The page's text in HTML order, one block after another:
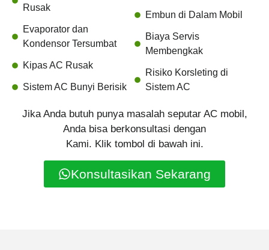
Rusak
Evaporator dan
Kondensor Tersumbat
Kipas AC Rusak
Sistem AC Bunyi Berisik
Embun di Dalam Mobil
Biaya Servis
Membengkak
Risiko Korsleting di
Sistem AC
Jika Anda butuh punya masalah seputar AC mobil,
Anda bisa berkonsultasi dengan
Kami. Klik tombol di bawah ini.
Konsultasikan Sekarang